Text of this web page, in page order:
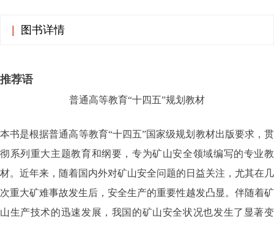
推荐语
普通高等教育“十四五”规划教材
本书是根据普通高等教育“十四五”国家级规划教材出版要求，贯
彻系列重大主题教育和纲要，专为矿山安全领域编写的专业教
材。近年来，随着国内外对矿山安全问题的日益关注，尤其在几
次重大矿难事故发生后，安全生产的重要性越发凸显。伴随着矿
山生产技术的迅速发展，我国的矿山安全状况也发生了显著变
图书详情